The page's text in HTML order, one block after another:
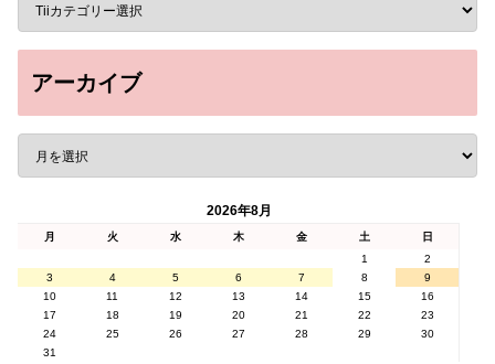
アーカイブ
2026年8月
月 火 水 木 金 土
日
1
2
3
4 5 6 7 8
9
10
11 12 13 14 15
16
17
18 19 20 21 22
23
24
25 26 27 28 29
30
31